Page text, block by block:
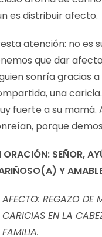
es distribuir afecto.
atención: no es
que dar
sonría gracias
una
fuerte a su mamá.
porque
ORACIÓN: SEÑOR,
Y
AFECTO: REGAZO DE
CARICIAS EN LA
FAMILIA.